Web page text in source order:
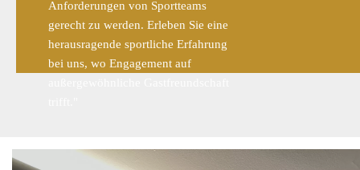
Anforderungen von Sportteams
gerecht zu werden. Erleben Sie eine
herausragende sportliche Erfahrung
bei uns, wo Engagement auf